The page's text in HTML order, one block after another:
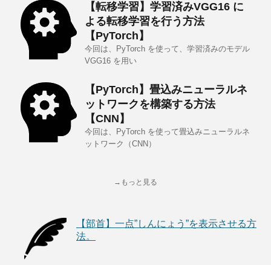
【転移学習】学習済みVGG16 に
よる転移学習を行う方法
【PyTorch】
今回は、PyTorch を使って、学習済みのモデル
VGG16 を用い
【PyTorch】畳込みニューラルネ
ットワークを構築する方法
【CNN】
今回は、PyTorch を使って畳込みニューラルネ
ットワーク（CNN）
→もっと見る
【部首】一点”しんにょう”を表示させる方
法。